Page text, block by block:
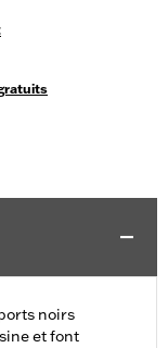
noirs
et font